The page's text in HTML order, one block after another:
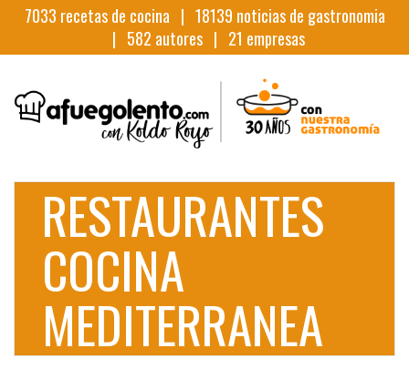
7033 recetas de cocina | 18139 noticias de gastronomia
| 582 autores | 21 empresas
RESTAURANTES
COCINA
MEDITERRANEA